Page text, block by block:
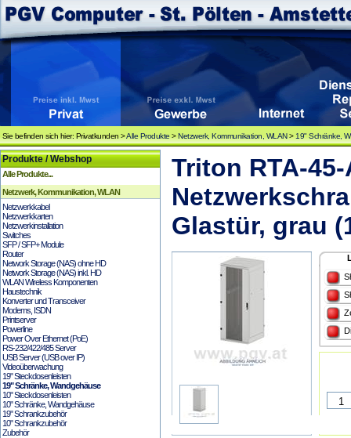
Sie befinden sich hier: Privatkunden >Alle Produkte >Netzwerk, Kommunikation, WLAN> 19" Schränke,
Produkte / Webshop
Alle Produkte...
Netzwerk, Kommunikation, WLAN
Netzwerkkabel
Netzwerkkarten
Netzwerkinstallation
Switches
SFP / SFP+ Module
Router
Network Storage (NAS) ohne HD
Network Storage (NAS) inkl. HD
WLAN Wireless Komponenten
Haustechnik
Konverter und Transceiver
Modems, ISDN
Printserver
Powerline
Power Over Ethernet (PoE)
RS-232/422/485 Server
USB Server (USB over IP)
Videoüberwachung
19" Steckdosenleisten
19" Schränke, Wandgehäuse
10" Steckdosenleisten
10" Schränke, Wandgehäuse
19" Schrankzubehör
10" Schrankzubehör
Zubehör
Triton RTA-
Glastür, grau